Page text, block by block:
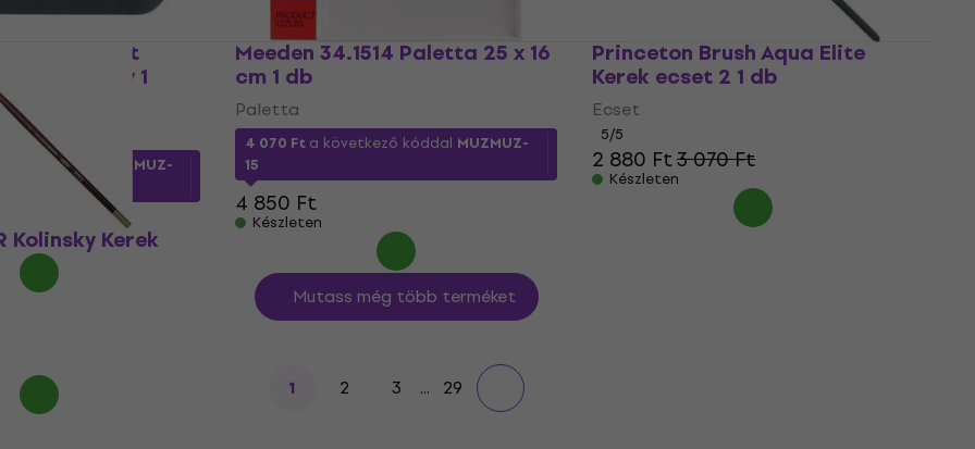
Catalyst
Grey 1
kóddal
MUZMUZ-
Meeden 34.1514 Paletta 25 x 16
cm 1 db
Paletta
4 070 Fta következő kóddal MUZMUZ-
15
4 850 Ft
Készleten
Princeton Brush Aqua Elite
Kerek ecset 2 1 db
Ecset
5/5
2 880 Ft3 070 Ft
Készleten
Kolinsky Kerek
Mutass még több terméket
1 2 3 ... 29